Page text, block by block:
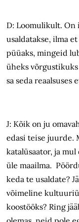
D: Loomulikult. On
usaldatakse, ilma
püüaks, mingeid
üheks võrgustikuks
sa seda reaalsuses
J: Kõik on ju
edasi teise juurde.
katalüsaator, ja
üle maailma.
keda te usaldate?
võimeline
koostööks? Ring